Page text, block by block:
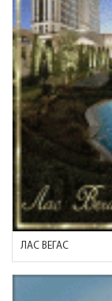
ЛАС ВЕГАС